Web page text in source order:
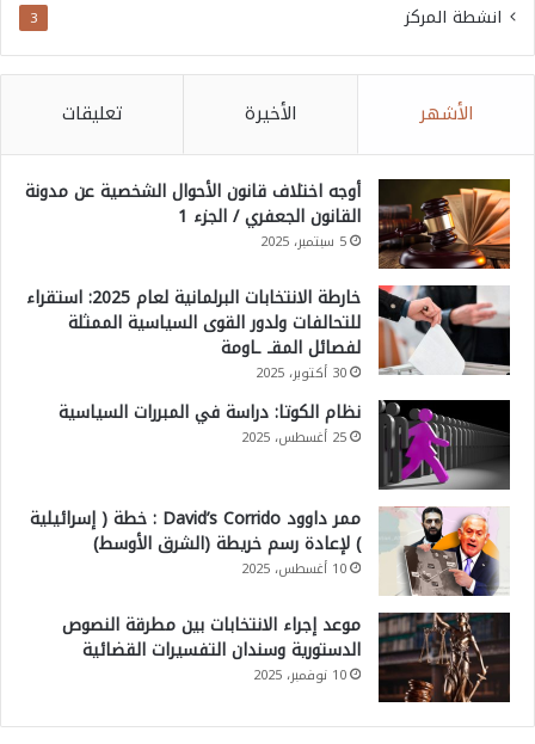
انشطة المركز 3
الأشهر الأخيرة تعليقات
أوجه اختلاف قانون الأحوال الشخصية عن مدونة
القانون الجعفري / الجزء 1
5 سبتمبر، 2025
خارطة الانتخابات البرلمانية لعام 2025: استقراء
للتحالفات ولدور القوى السياسية الممثلة
لفصائل المقـ ـاومة
30 أكتوبر، 2025
نظام الكوتا: دراسة في المبررات السياسية
25 أغسطس، 2025
ممر داوود David’s Corrido : خطة ( إسرائيلية
) لإعادة رسم خريطة (الشرق الأوسط)
10 أغسطس، 2025
موعد إجراء الانتخابات بين مطرقة النصوص
الدستورية وسندان التفسيرات القضائية
10 نوفمبر، 2025